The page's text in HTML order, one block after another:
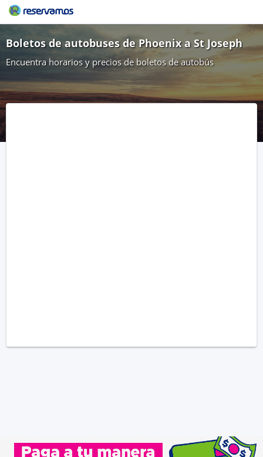
Boletos de autobuses de Phoenix a St Joseph
Encuentra horarios y precios de boletos de autobús